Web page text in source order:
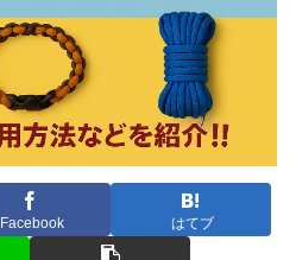
Facebook はてブ